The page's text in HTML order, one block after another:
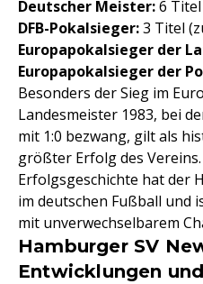
Deutscher Meister:6
DFB-Pokalsieger:3 Titel
Europapokalsieger der
Europapokalsieger der
Besonders der Sieg im
Landesmeister 1983, bei
mit 1:0 bezwang, gilt als
größter Erfolg des
Erfolgsgeschichte hat der
im deutschen Fußball und
mit unverwechselbarem
Hamburger SV
Entwicklungen